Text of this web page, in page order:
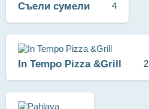
Съели сумели 4
In Tempo Pizza &Grill 2